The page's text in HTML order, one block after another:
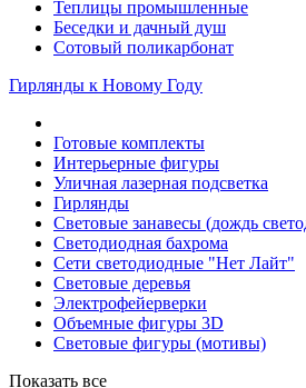
Теплицы промышленные
Беседки и дачный душ
Сотовый поликарбонат
Гирлянды к Новому Году
Готовые комплекты
Интерьерные фигуры
Уличная лазерная подсветка
Гирлянды
Световые занавесы (дождь
Светодиодная бахрома
Сети светодиодные "Нет Лайт"
Световые деревья
Электрофейерверки
Объемные фигуры 3D
Световые фигуры (мотивы)
Показать все